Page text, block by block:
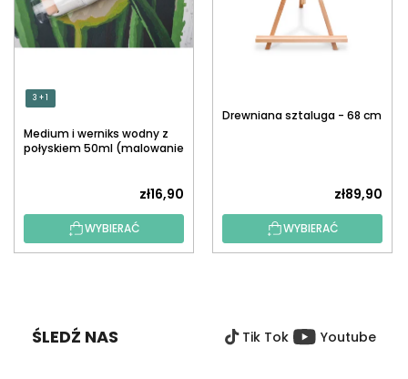
3 + 1
Medium i werniks wodny z
połyskiem 50ml (malowanie
zł16,90
WYBIERAĆ
Drewniana sztaluga - 68 cm
zł89,90
WYBIERAĆ
ŚLEDŹ NAS Tik Tok Youtube